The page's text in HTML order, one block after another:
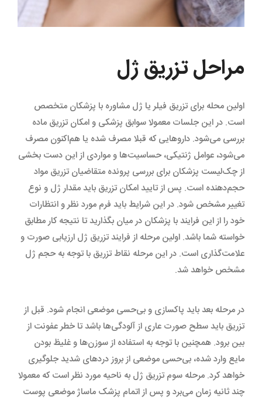
مراحل تزریق ژل
اولین محله برای تزریق فیلر یا ژل مشاوره با پزشکان متخصص
است. در این جلسات معمولا سوابق پزشکی و امکان تزریق ماده
بررسی می‌شود. داروهایی که قبلا مصرف شده یا هم‌اکنون مصرف
می‌شود، عوامل ژنتیکی، حساسیت‌ها و مواردی از این دست بخشی
از چک‌لیست پزشکان برای بررسی پرونده متقاضیان تزریق مواد
حجم‌دهنده است. پس از تایید امکان تزریق باید مقدار ژل و نوع
تغییر مشخص شود. در این شرایط باید فرم مورد نظر و انتظارات
خود را از این فرایند با پزشکان در میان بگذارید تا نتیجه کار مطابق
خواسته شما باشد. اولین مرحله از فرایند تزریق ژل ارزیابی صورت و
علامت‌گذاری است. در این مرحله نقاط تزریق با توجه به حجم ژل
مشخص خواهد شد.
در مرحله بعد باید پاکسازی و بی‌حسی موضعی انجام شود. قبل از
تزریق باید سطح صورت عاری از آلودگی‌ها باشد تا خطر عفونت از
بین برود. همچنین با توجه به استفاده از سوزن‌ها و غلیظ بودن
مایع‌ وارد شده، بی‌حسی موضعی از بروز دردهای شدید جلوگیری
خواهد کرد. مرحله سوم تزریق ژل به ناحیه مورد نظر است که معمولا
چند ثانیه زمان می‌برد و پس از اتمام پزشک ماساژ موضعی پوست